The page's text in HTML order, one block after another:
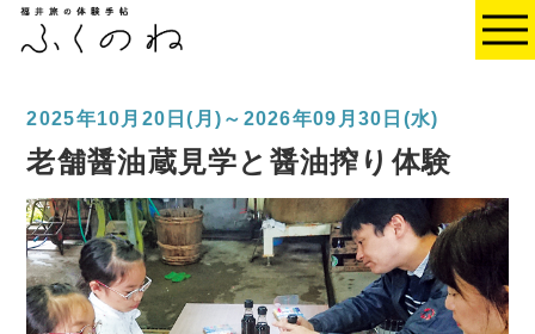
2025年10月20日(月)～2026年09月30日(水)
老舗醤油蔵見学と醤油搾り体験